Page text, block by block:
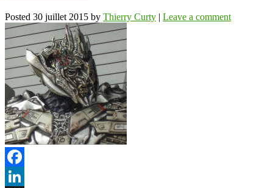
Posted 30 juillet 2015 by Thierry Curty | Leave a comment
Facebook